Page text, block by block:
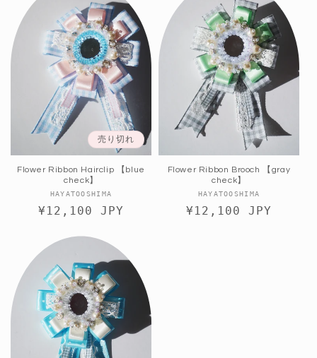
売り切れ
Flower Ribbon Hairclip 【blue
check】
販
売
HAYATOOSHIMA
通
価
¥12,100 JPY
Flower Ribbon Brooch 【gray
check】
販
売
HAYATOOSHIMA
通
¥12,100 JPY